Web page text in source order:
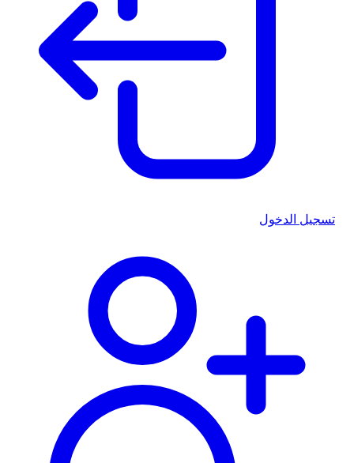
تسجيل الدخول